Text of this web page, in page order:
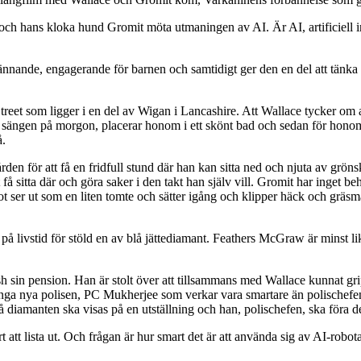
hans kloka hund Gromit möta utmaningen av AI. Är AI,
engagerande för barnen och samtidigt ger den en del att
som ligger i en del av Wigan i Lancashire. Att Wallace tycker
på morgon, placerar honom i ett skönt bad och sedan för
för att få en fridfull stund där han kan sitta ned och njuta av
sitta där och göra saker i den takt han själv vill. Gromit har inget
ut som en liten tomte och sätter igång och klipper häck och
livstid för stöld en av blå jättediamant. Feathers McGraw är minst
pension. Han är stolt över att tillsammans med Wallace kunnat
nya polisen, PC Mukherjee som verkar vara smartare än
ska visas på en utställning och han, polischefen, ska föra
lista ut. Och frågan är hur smart det är att använda sig av AI-